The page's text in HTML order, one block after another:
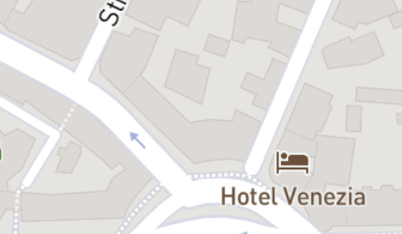
amărui – prin dialogurile veridice, dar și prin problematica
subiectului propus, care îndeamnă la serioase reflecții.